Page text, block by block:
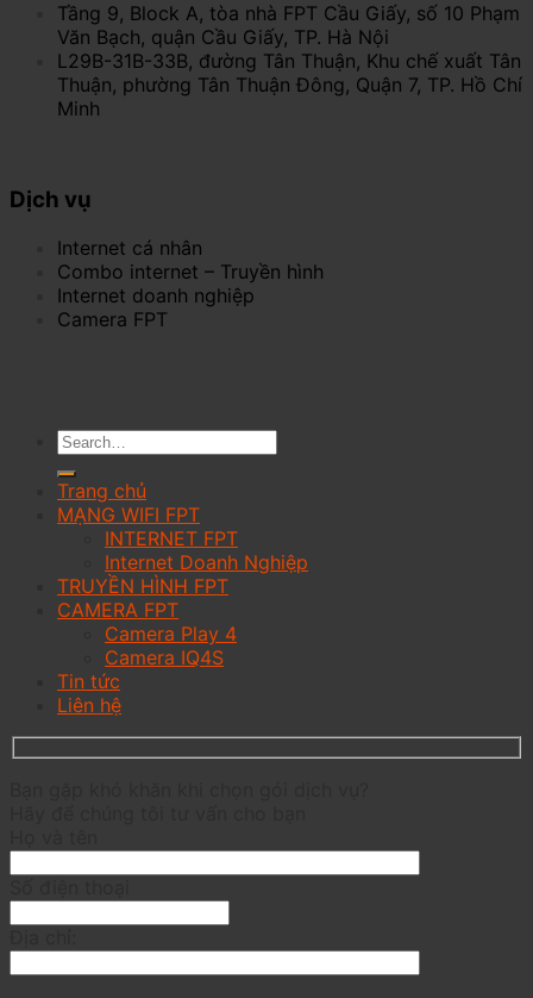
Tầng 9, Block A, tòa nhà FPT Cầu Giấy, số 10 Phạm
Văn Bạch, quận Cầu Giấy, TP. Hà Nội
L29B-31B-33B, đường Tân Thuận, Khu chế xuất Tân
Thuận, phường Tân Thuận Đông, Quận 7, TP. Hồ Chí
Minh
Dịch vụ
Internet cá nhân
Combo internet – Truyền hình
Internet doanh nghiệp
Camera FPT
Trang chủ
MẠNG WIFI FPT
INTERNET FPT
Internet Doanh Nghiệp
TRUYỀN HÌNH FPT
CAMERA FPT
Camera Play 4
Camera IQ4S
Tin tức
Liên hệ